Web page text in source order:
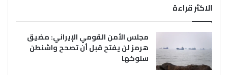
الاكثر قراءة
مجلس الأمن القومي الإيراني: مضيق
هرمز لن يفتح قبل أن تصحح واشنطن
سلوكها